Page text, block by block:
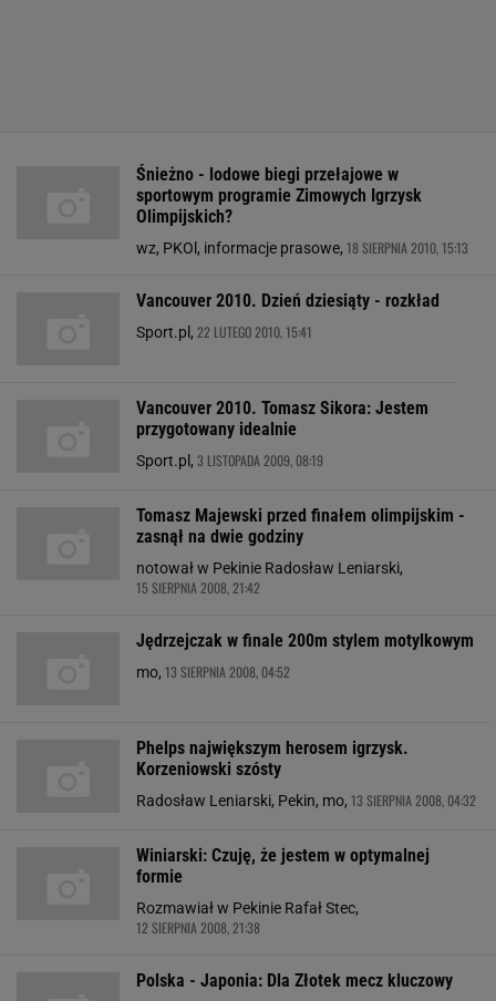
Śnieżno - lodowe biegi przełajowe w
sportowym programie Zimowych Igrzysk
Olimpijskich?
wz, PKOl, informacje prasowe, 18 SIERPNIA 2010, 15:13
Vancouver 2010. Dzień dziesiąty - rozkład
Sport.pl, 22 LUTEGO 2010, 15:41
Vancouver 2010. Tomasz Sikora: Jestem
przygotowany idealnie
Sport.pl, 3 LISTOPADA 2009, 08:19
Tomasz Majewski przed finałem olimpijskim -
zasnął na dwie godziny
notował w Pekinie Radosław Leniarski,
15 SIERPNIA 2008, 21:42
Jędrzejczak w finale 200m stylem motylkowym
mo, 13 SIERPNIA 2008, 04:52
Phelps największym herosem igrzysk.
Korzeniowski szósty
Radosław Leniarski, Pekin, mo, 13 SIERPNIA 2008, 04:32
Winiarski: Czuję, że jestem w optymalnej
formie
Rozmawiał w Pekinie Rafał Stec,
12 SIERPNIA 2008, 21:38
Polska - Japonia: Dla Złotek mecz kluczowy